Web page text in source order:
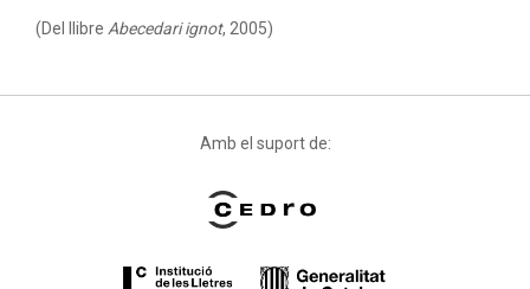
(Del llibre Abecedari ignot, 2005)
Amb el suport de: